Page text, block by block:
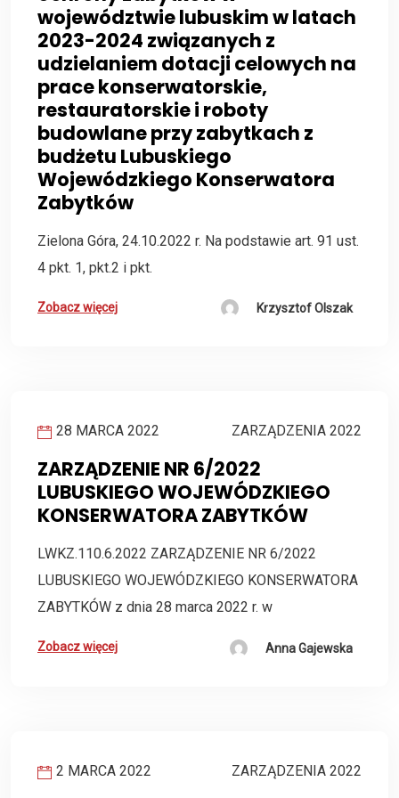
województwie lubuskim w latach
2023-2024 związanych z
udzielaniem dotacji celowych na
prace konserwatorskie,
restauratorskie i roboty
budowlane przy zabytkach z
budżetu Lubuskiego
Wojewódzkiego Konserwatora
Zabytków
Zielona Góra, 24.10.2022 r. Na podstawie art. 91 ust.
4 pkt. 1, pkt.2 i pkt.
Zobacz więcej Krzysztof Olszak
28 MARCA 2022 ZARZĄDZENIA 2022
ZARZĄDZENIE NR 6/2022
LUBUSKIEGO WOJEWÓDZKIEGO
KONSERWATORA ZABYTKÓW
LWKZ.110.6.2022 ZARZĄDZENIE NR 6/2022
LUBUSKIEGO WOJEWÓDZKIEGO KONSERWATORA
ZABYTKÓW z dnia 28 marca 2022 r. w
Zobacz więcej Anna Gajewska
2 MARCA 2022 ZARZĄDZENIA 2022